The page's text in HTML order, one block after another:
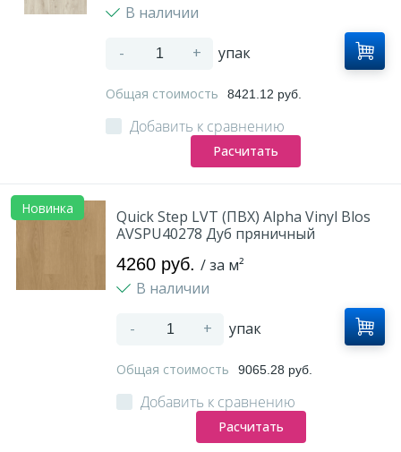
В наличии
- + упак
Общая стоимость 8421.12 руб.
Добавить к сравнению
Расчитать
Новинка
Quick Step LVT (ПВХ) Alpha Vinyl Blos
AVSPU40278 Дуб пряничный
4260 руб. / за м²
В наличии
- + упак
Общая стоимость 9065.28 руб.
Добавить к сравнению
Расчитать